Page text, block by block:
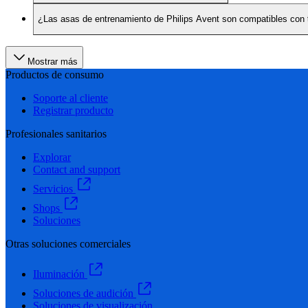
¿Las asas de entrenamiento de Philips Avent son compatibles
Mostrar más
Productos de consumo
Soporte al cliente
Registrar producto
Profesionales sanitarios
Explorar
Contact and support
Servicios
Shops
Soluciones
Otras soluciones comerciales
Iluminación
Soluciones de audición
Soluciones de visualización